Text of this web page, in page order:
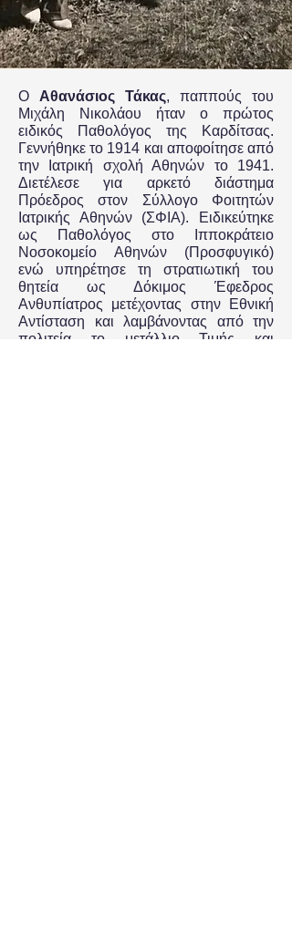
Ο Αθανάσιος Τάκας, παππούς του
Μιχάλη Νικολάου ήταν ο πρώτος
ειδικός Παθολόγος της Καρδίτσας.
Γεννήθηκε το 1914 και αποφοίτησε από
την Ιατρική σχολή Αθηνών το 1941.
Διετέλεσε για αρκετό διάστημα
Πρόεδρος στον Σύλλογο Φοιτητών
Ιατρικής Αθηνών (ΣΦΙΑ). Ειδικεύτηκε
ως Παθολόγος στο Ιπποκράτειο
Νοσοκομείο Αθηνών (Προσφυγικό)
ενώ υπηρέτησε τη στρατιωτική του
θητεία ως Δόκιμος Έφεδρος
Ανθυπίατρος μετέχοντας στην Εθνική
Αντίσταση και λαμβάνοντας από την
πολιτεία το μετάλλιο Τιμής και